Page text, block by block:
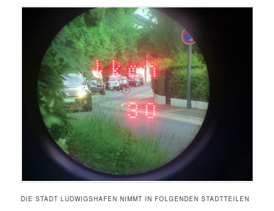
DIE STADT LUDWIGSHAFEN NIMMT IN FOLGENDEN STADTTEILEN